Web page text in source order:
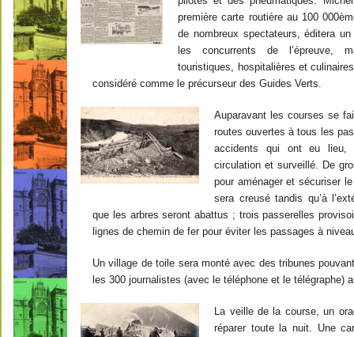
première carte routière au 100
de nombreux spectateurs, éditera
les concurrents de l’épreuve,
touristiques, hospitalières et
considéré comme le précurseur des Guides Verts.
Auparavant les courses se
routes ouvertes à tous les
accidents qui ont eu
circulation et surveillé. De
pour aménager et sécuriser
sera creusé tandis qu’à
que les arbres seront abattus ; trois passerelles
lignes de chemin de fer pour éviter les passages à
Un village de toile sera monté avec des tribunes
les 300 journalistes (avec le téléphone et le télégraphe)
La veille de la course, un
réparer toute la nuit. Une